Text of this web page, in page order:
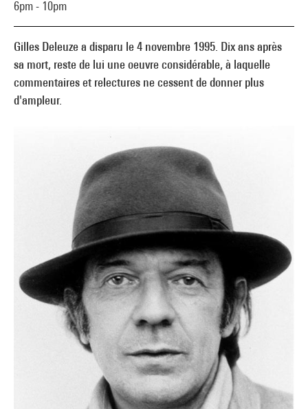
Gilles Deleuze a disparu le 4 novembre 1995. Dix ans après
sa mort, reste de lui une oeuvre considérable, à laquelle
commentaires et relectures ne cessent de donner plus
d'ampleur.
6pm - 10pm